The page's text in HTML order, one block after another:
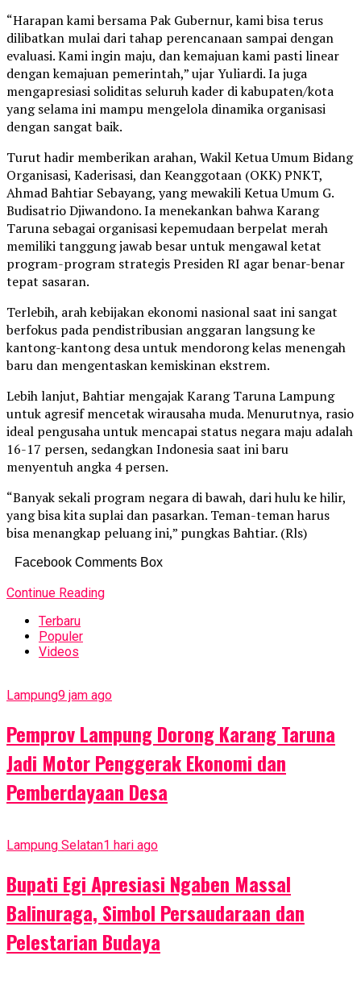
“Harapan kami bersama Pak Gubernur, kami bisa terus
dilibatkan mulai dari tahap perencanaan sampai dengan
evaluasi. Kami ingin maju, dan kemajuan kami pasti linear
dengan kemajuan pemerintah,” ujar Yuliardi. Ia juga
mengapresiasi soliditas seluruh kader di kabupaten/kota
yang selama ini mampu mengelola dinamika organisasi
dengan sangat baik.
Turut hadir memberikan arahan, Wakil Ketua Umum Bidang
Organisasi, Kaderisasi, dan Keanggotaan (OKK) PNKT,
Ahmad Bahtiar Sebayang, yang mewakili Ketua Umum G.
Budisatrio Djiwandono. Ia menekankan bahwa Karang
Taruna sebagai organisasi kepemudaan berpelat merah
memiliki tanggung jawab besar untuk mengawal ketat
program-program strategis Presiden RI agar benar-benar
tepat sasaran.
Terlebih, arah kebijakan ekonomi nasional saat ini sangat
berfokus pada pendistribusian anggaran langsung ke
kantong-kantong desa untuk mendorong kelas menengah
baru dan mengentaskan kemiskinan ekstrem.
Lebih lanjut, Bahtiar mengajak Karang Taruna Lampung
untuk agresif mencetak wirausaha muda. Menurutnya, rasio
ideal pengusaha untuk mencapai status negara maju adalah
16-17 persen, sedangkan Indonesia saat ini baru
menyentuh angka 4 persen.
“Banyak sekali program negara di bawah, dari hulu ke hilir,
yang bisa kita suplai dan pasarkan. Teman-teman harus
bisa menangkap peluang ini,” pungkas Bahtiar. (Rls)
Facebook Comments Box
Continue Reading
Terbaru
Populer
Videos
Lampung9 jam ago
Pemprov Lampung Dorong Karang Taruna
Jadi Motor Penggerak Ekonomi dan
Pemberdayaan Desa
Lampung Selatan1 hari ago
Bupati Egi Apresiasi Ngaben Massal
Balinuraga, Simbol Persaudaraan dan
Pelestarian Budaya